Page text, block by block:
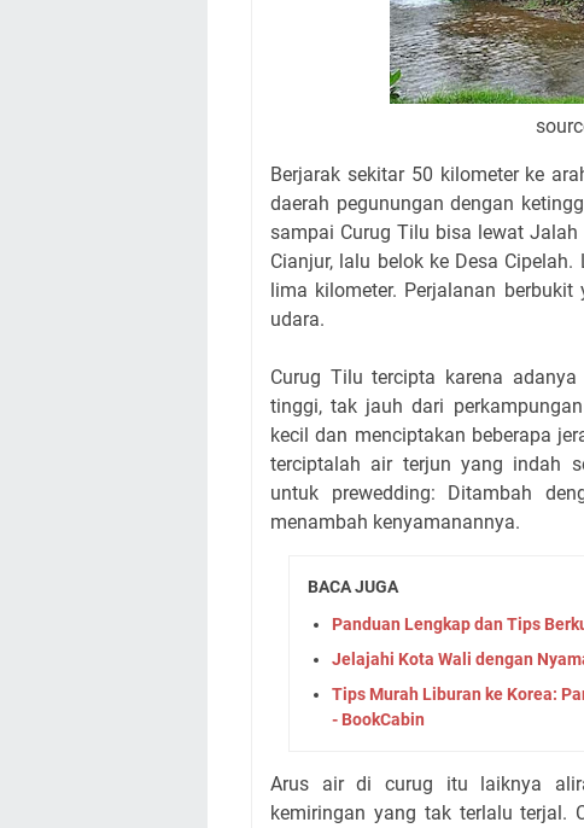
Berjarak sekitar 50 kilometer ke
daerah pegunungan dengan
sampai Curug Tilu bisa lewat
Cianjur, lalu belok ke Desa
lima kilometer. Perjalanan
udara.
Curug Tilu tercipta karena
tinggi, tak jauh dari
kecil dan menciptakan beberapa
terciptalah air terjun yang indah
untuk prewedding: Ditambah
menambah kenyamanannya.
BACA JUGA
Panduan Lengkap dan Tips
Jelajahi Kota Wali dengan
Tips Murah Liburan ke Korea:
- BookCabin
Arus air di curug itu laiknya
kemiringan yang tak terlalu terjal.